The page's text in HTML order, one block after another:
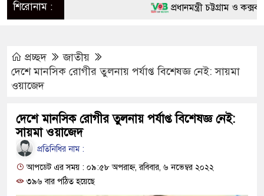
শিরোনাম : প্রধানমন্ত্রী চট্টগ্রাম ও
প্রচ্ছদ
জাতীয়
দেশে মানসিক রোগীর তুলনায় পর্যাপ্ত বিশেষজ্ঞ নেই: সায়মা
ওয়াজেদ
দেশে মানসিক রোগীর তুলনায় পর্যাপ্ত বিশেষজ্ঞ নেই:
সায়মা ওয়াজেদ
প্রতিনিধির নাম :
আপডেট এর সময় : ০৯:৫৮ অপরাহ্ন, রবিবার, ৬ নভেম্বর ২০২২
৩৯৬ বার পঠিত হয়েছে